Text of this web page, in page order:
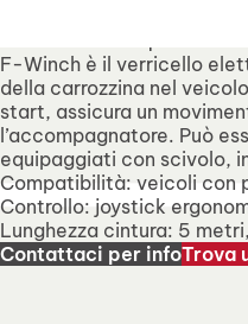
F-Winch è il verricello
della carrozzina nel
start, assicura un
l’accompagnatore. Può
equipaggiati con scivolo,
Compatibilità: veicoli con
Controllo: joystick
Lunghezza cintura: 5
Contattaci per infoTrova